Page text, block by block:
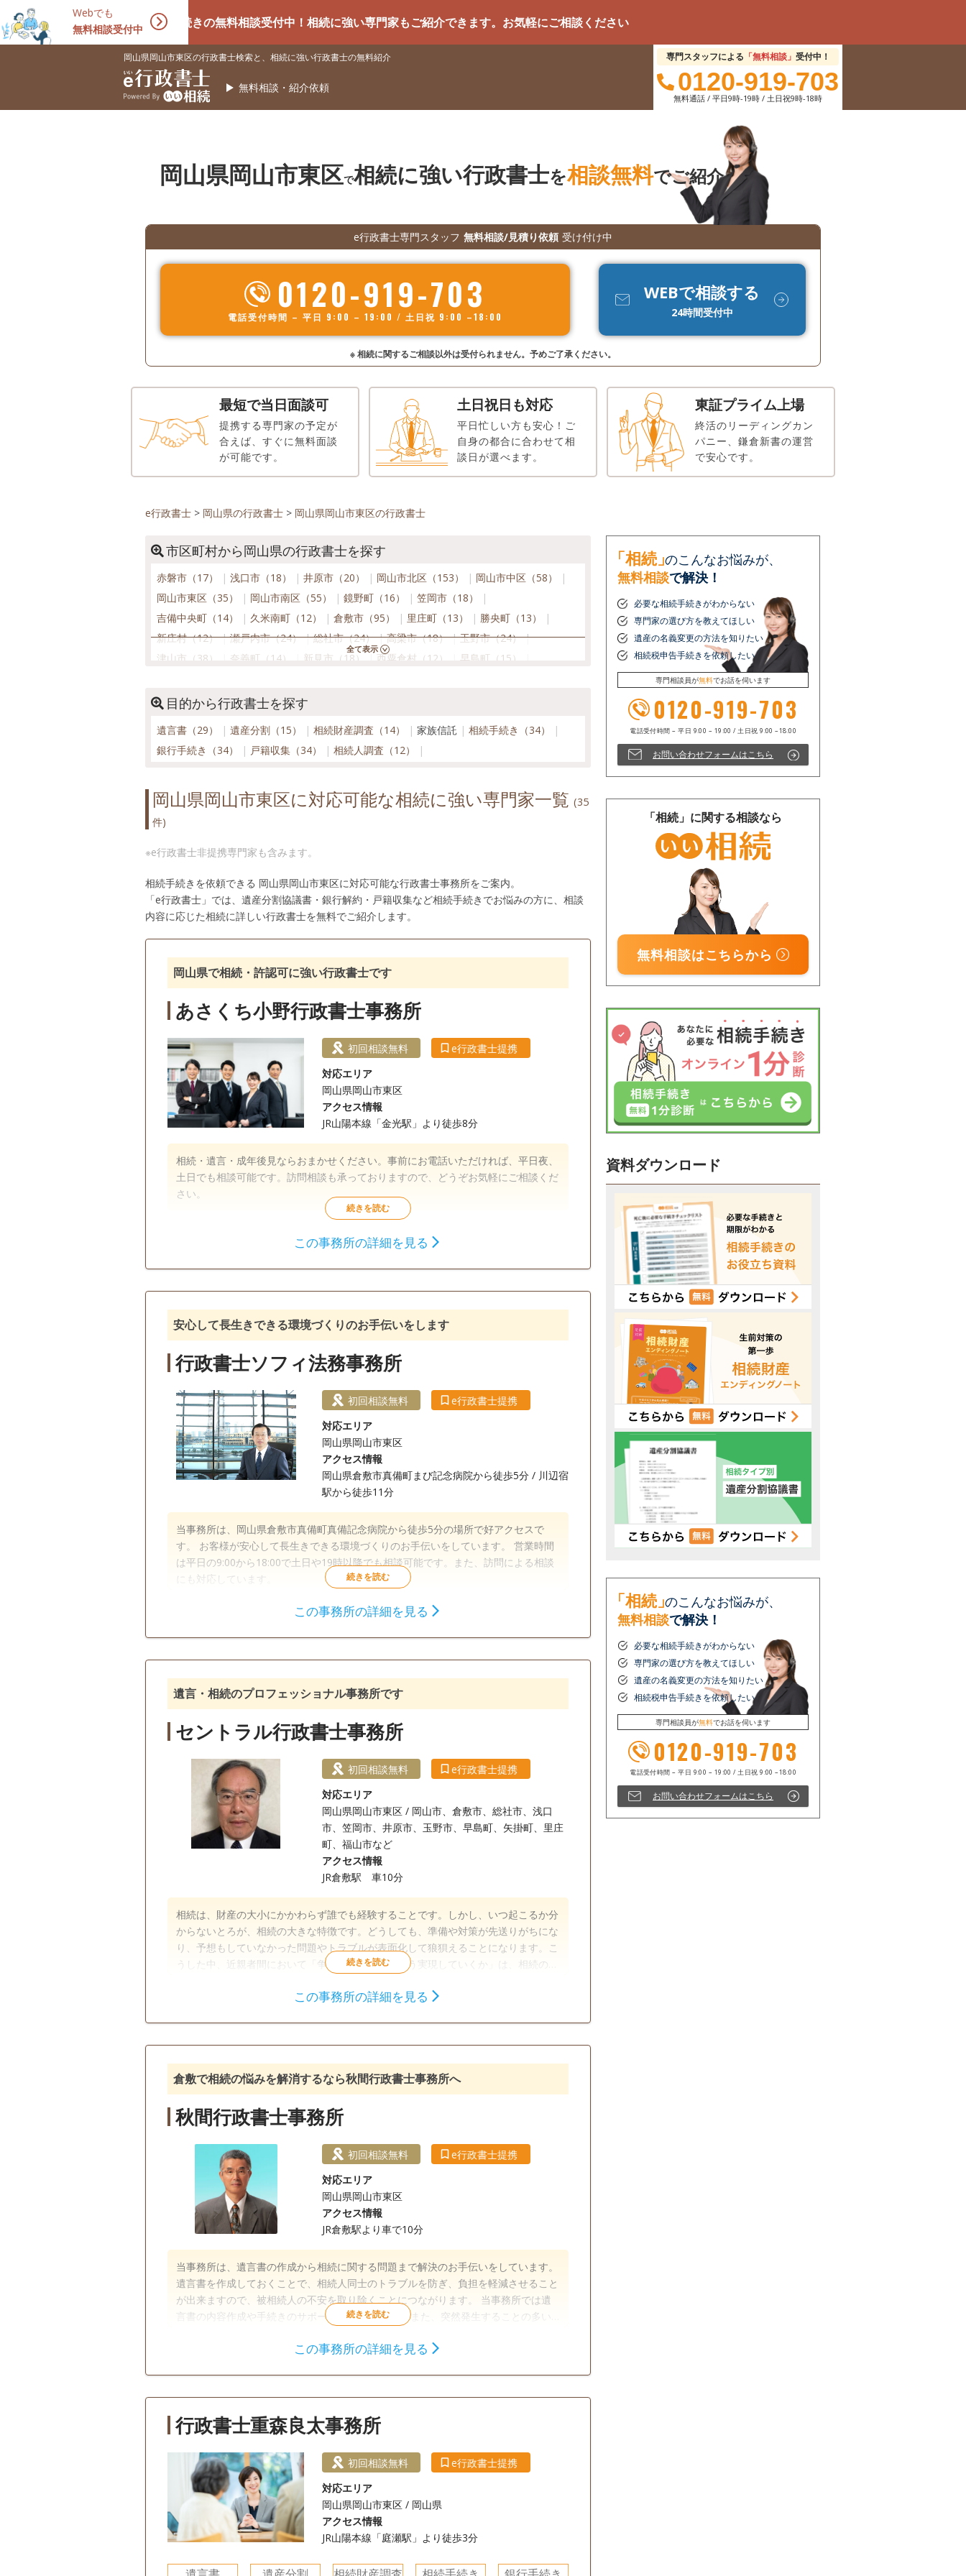
Webでも
無料相談受付中
相続手続きの無料相談受付中！相続に強い専門家もご紹介できます。お気軽にご相談ください
岡山県岡山市東区の行政書士検索と、相続に強い行政書士の無料紹介
無料相談・紹介依頼
専門スタッフによる 「無料相談」 受付中！
0120-919-703
無料通話 / 平日9時-19時 / 土日祝9時-18時
岡山県岡山市東区で相続に強い行政書士を相談無料でご紹介
e行政書士専門スタッフ 無料相談/見積り依頼 受け付け中
0120-919-703
電話受付時間 – 平日 9:00 – 19:00 / 土日祝 9:00 –18:00
WEBで相談する
24時間受付中
※ 相続に関するご相談以外は受付られません。予めご了承ください。
最短で当日面談可
提携する専門家の予定が
合えば、すぐに無料面談
が可能です。
土日祝日も対応
平日忙しい方も安心！ご
自身の都合に合わせて相
談日が選べます。
東証プライム上場
終活のリーディングカン
パニー、鎌倉新書の運営
で安心です。
e行政書士 > 岡山県の行政書士 > 岡山県岡山市東区の行政書士
市区町村から岡山県の行政書士を探す
赤磐市（17） 浅口市（18） 井原市（20） 岡山市北区（153）
岡山市中区（58）
岡山市東区（35）
岡山市南区（55） 鏡野町（16）
笠岡市（18）
吉備中央町（14）
久米南町（12） 倉敷市（95） 里庄町（13）
勝央町（13）
新庄村（12）
瀬戸内市（24） 総社市（24） 高梁市（18）
玉野市（24）
津山市（38）
奈義町（14） 新見市（18） 西粟倉村（12）
早島町（15）
和気町（15）
目的から行政書士を探す
遺言書（29） 遺産分割（15） 相続財産調査（14） 家族信託
相続手続き（34）
銀行手続き（34）
戸籍収集（34） 相続人調査（12）
岡山県岡山市東区に対応可能な相続に強い専門家一覧 (35
件)
※e行政書士非提携専門家も含みます。
相続手続きを依頼できる 岡山県岡山市東区に対応可能な行政書士事務所をご案内。
「e行政書士」では、遺産分割協議書・銀行解約・戸籍収集など相続手続きでお悩みの方に、相談
内容に応じた相続に詳しい行政書士を無料でご紹介します。
岡山県で相続・許認可に強い行政書士です
あさくち小野行政書士事務所
初回相談無料
e行政書士提携
対応エリア
岡山県岡山市東区
アクセス情報
JR山陽本線「金光駅」より徒歩8分
相続・遺言・成年後見ならおまかせください。事前にお電話いただければ、平日夜、
土日でも相談可能です。訪問相談も承っておりますので、どうぞお気軽にご相談くだ
さい。
相続財産調査 相続手続き
この事務所の詳細を見る
安心して長生きできる環境づくりのお手伝いをします
行政書士ソフィ法務事務所
初回相談無料
e行政書士提携
対応エリア
岡山県岡山市東区
アクセス情報
岡山県倉敷市真備町まび記念病院から徒歩5分 / 川辺宿
駅から徒歩11分
当事務所は、岡山県倉敷市真備町真備記念病院から徒歩5分の場所で好アクセスで
す。 お客様が安心して長生きできる環境づくりのお手伝いをしています。 営業時間
は平日の9:00から18:00で土日や19時以降でも相談可能です。また、訪問による相談
にも対応しています。
遺産分割 相続財産調査 相続手続き
訪問可 土日相談可 初回相談無料 18時以降相談可
この事務所の詳細を見る
遺言・相続のプロフェッショナル事務所です
セントラル行政書士事務所
初回相談無料
e行政書士提携
対応エリア
岡山県岡山市東区 / 岡山市、倉敷市、総社市、浅口
市、笠岡市、井原市、玉野市、早島町、矢掛町、里庄
町、福山市など
アクセス情報
JR倉敷駅 車10分
相続は、財産の大小にかかわらず誰でも経験することです。しかし、いつ起こるか分
からないとろが、相続の大きな特徴です。どうしても、準備や対策が先送りがちにな
り、予想もしていなかった問題やトラブルが表面化して狼狽えることになります。こ
うした中、近親者間において「争いのない相続をどう実現していくか」は、相続のプ
遺産分割 相続財産調査 相続手続き
電話相談可 訪問可 土日相談可 初回相談無料 18時以降相談可
この事務所の詳細を見る
倉敷で相続の悩みを解消するなら秋間行政書士事務所へ
秋間行政書士事務所
初回相談無料
e行政書士提携
対応エリア
岡山県岡山市東区
アクセス情報
JR倉敷駅より車で10分
当事務所は、遺言書の作成から相続に関する問題まで解決のお手伝いをしています。
遺言書を作成しておくことで、相続人同士のトラブルを防ぎ、負担を軽減させること
が出来ますので、被相続人の不安を取り除くことにつながります。 当事務所では遺
言書の内容作成や手続きのサポートをいたします。 また、突然発生することの多い
るでしょう。相続手続きには期限があるので、期限内にすべての手続きを済ませるに
遺産分割 相続財産調査 相続手続き
土日相談可 初回相談無料 18時以降相談可
この事務所の詳細を見る
行政書士重森良太事務所
初回相談無料
e行政書士提携
対応エリア
岡山県岡山市東区 / 岡山県
アクセス情報
JR山陽本線「庭瀬駅」より徒歩3分
「相続」のこんなお悩みが、
無料相談で解決！
必要な相続手続きがわからない
専門家の選び方を教えてほしい
遺産の名義変更の方法を知りたい
相続税申告手続きを依頼したい
専門相談員が無料でお話を伺います
0120-919-703
電話受付時間 – 平日 9:00 – 19:00 / 土日祝 9:00 –18:00
お問い合わせフォームはこちら
「相続」に関する相談なら
無料相談はこちらから
資料ダウンロード
「相続」のこんなお悩みが、
無料相談で解決！
必要な相続手続きがわからない
専門家の選び方を教えてほしい
遺産の名義変更の方法を知りたい
相続税申告手続きを依頼したい
専門相談員が無料でお話を伺います
0120-919-703
お問い合わせフォームはこちら